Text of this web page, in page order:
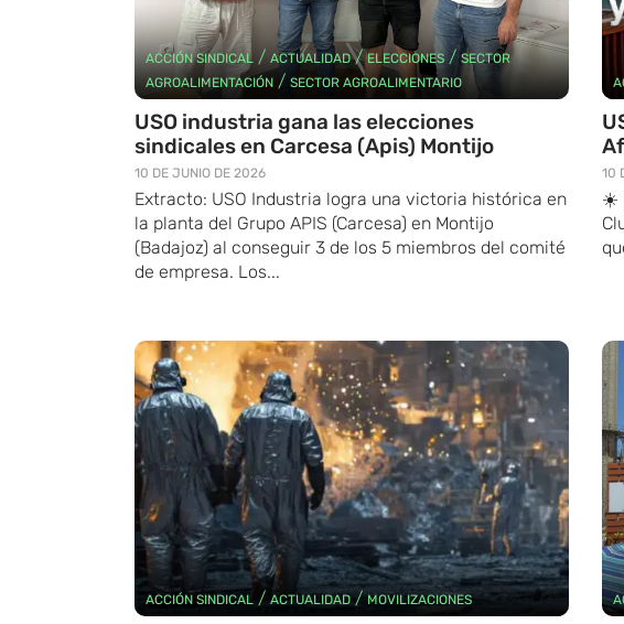
ACCIÓN SINDICAL / ACTUALIDAD/ELECCIONES/SECTOR
AGROALIMENTACIÓN / SECTOR AGROALIMENTARIO
USO industria gana las elecciones
sindicales en Carcesa (Apis) Montijo
10 DE JUNIO DE 2026
Extracto: USO Industria logra una victoria histórica en
la planta del Grupo APIS (Carcesa) en Montijo
(Badajoz) al conseguir 3 de los 5 miembros del comité
de empresa. Los...
10
☀️
ACCIÓN SINDICAL / ACTUALIDAD/MOVILIZACIONES